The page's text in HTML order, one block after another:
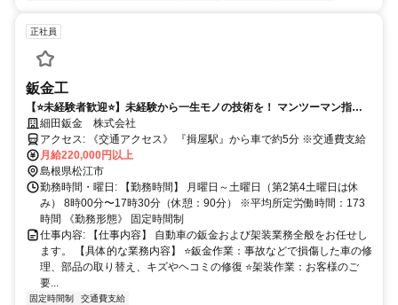
正社員
鈑金工
【⭐未経験者歓迎⭐】未経験から一生モノの技術を！ マンツーマン指導
で安心してスタートできる鈑金工！
細田鈑金 株式会社
アクセス: 《交通アクセス》 『揖屋駅』から車で約5分 ※交通費支給
月給220,000円以上
島根県松江市
勤務時間・曜日: 【勤務時間】 月曜日～土曜日（第2第4土曜日は休
み） 8時00分〜17時30分（休憩：90分） ※平均所定労働時間：173
時間 《勤務形態》 固定時間制
仕事内容: 【仕事内容】 自動車の鈑金および架装業務全般をお任せし
ます。 【具体的な業務内容】 ⭐鈑金作業：事故などで損傷した車の修
理、部品の取り替え、キズやヘコミの修復 ⭐架装作業：お客様のご
要...
固定時間制 交通費支給